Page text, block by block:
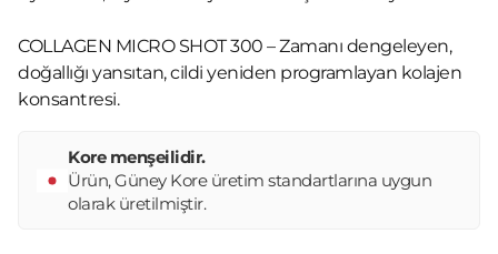
COLLAGEN MICRO SHOT 300 – Zamanı dengeleyen,
doğallığı yansıtan, cildi yeniden programlayan kolajen
konsantresi.
Kore menşeilidir.
Ürün, Güney Kore üretim standartlarına uygun
olarak üretilmiştir.